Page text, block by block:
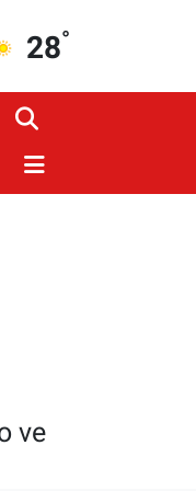
28°
ve